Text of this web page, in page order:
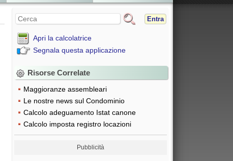
Entra
Apri la calcolatrice
Segnala questa applicazione
Risorse Correlate
Maggioranze assembleari
Le nostre news sul Condominio
Calcolo adeguamento Istat canone
Calcolo imposta registro locazioni
Pubblicità